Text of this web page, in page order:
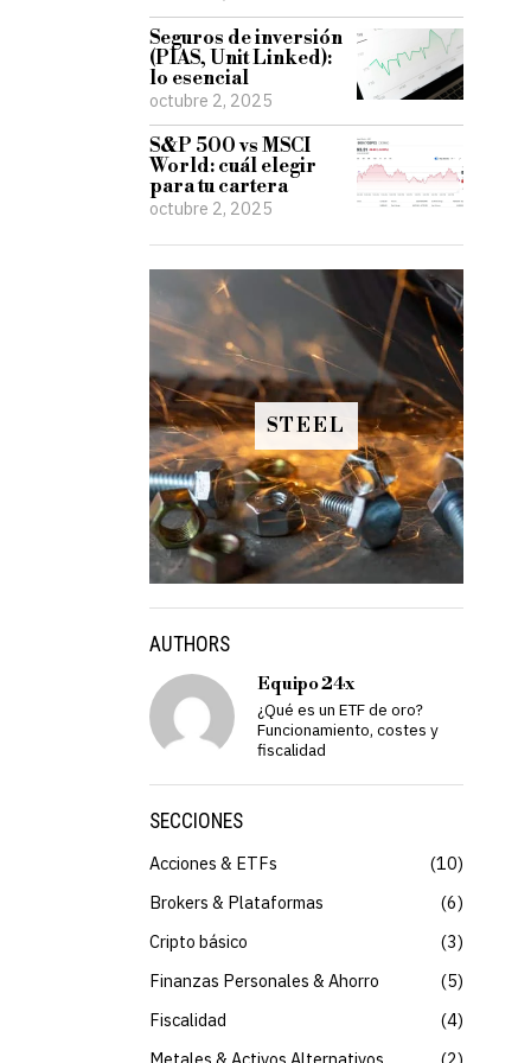
Seguros de inversión
(PIAS, Unit Linked):
lo esencial
octubre 2, 2025
S&P 500 vs MSCI
World: cuál elegir
para tu cartera
octubre 2, 2025
STEEL
AUTHORS
Equipo 24x
¿Qué es un ETF de oro?
Funcionamiento, costes y
fiscalidad
SECCIONES
Acciones & ETFs
10
Brokers & Plataformas
6
Cripto básico
3
Finanzas Personales & Ahorro
5
Fiscalidad
4